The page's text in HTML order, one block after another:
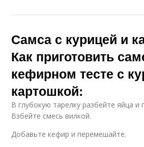
Самса с курицей и
Как приготовить
кефирном тесте с
картошкой:
В глубокую тарелку разбейте яйца и
Взбейте смесь вилкой.
Добавьте кефир и перемешайте.